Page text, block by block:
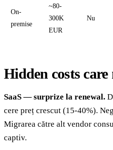
On-
premise
~80-
300K
EUR
Nu
Hidden costs
SaaS — surprize la renewal.
cere preț crescut (15-40%).
Migrarea către alt vendor
captiv.